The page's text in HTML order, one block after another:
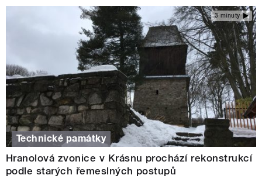
3 minuty
Technické památky
Hranolová zvonice v Krásnu prochází rekonstrukcí
podle starých řemeslných postupů